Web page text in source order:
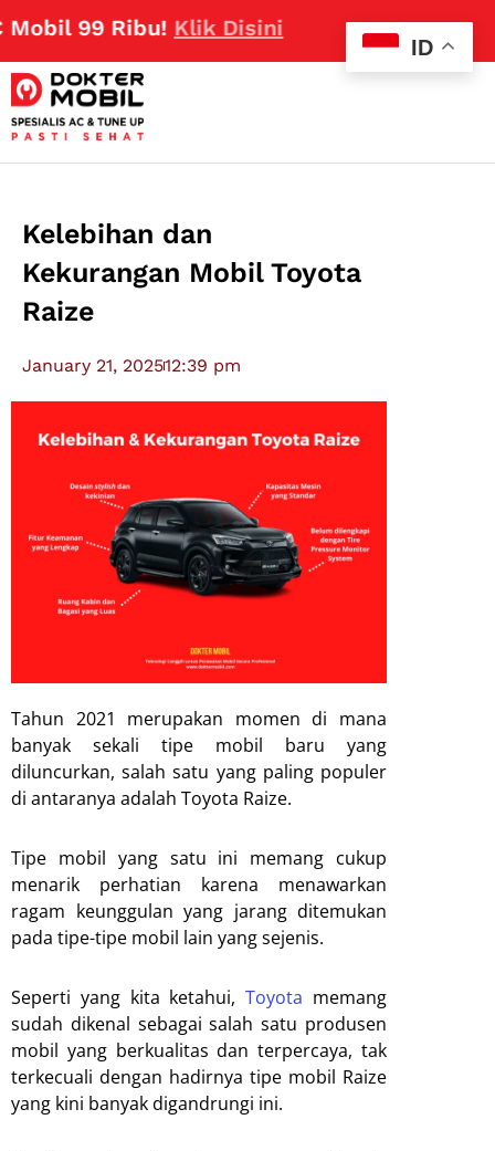
99 Ribu!Klik Disini
Kelebihan dan
Kekurangan Mobil Toyota
Raize
January 21, 202512:39 pm
Tahun 2021 merupakan momen di mana
banyak sekali tipe mobil baru yang
diluncurkan, salah satu yang paling populer
di antaranya adalah Toyota Raize.
Tipe mobil yang satu ini memang cukup
menarik perhatian karena menawarkan
ragam keunggulan yang jarang ditemukan
pada tipe-tipe mobil lain yang sejenis.
Seperti yang kita ketahui,Toyota memang
sudah dikenal sebagai salah satu produsen
mobil yang berkualitas dan terpercaya, tak
terkecuali dengan hadirnya tipe mobil Raize
yang kini banyak digandrungi ini.
ID